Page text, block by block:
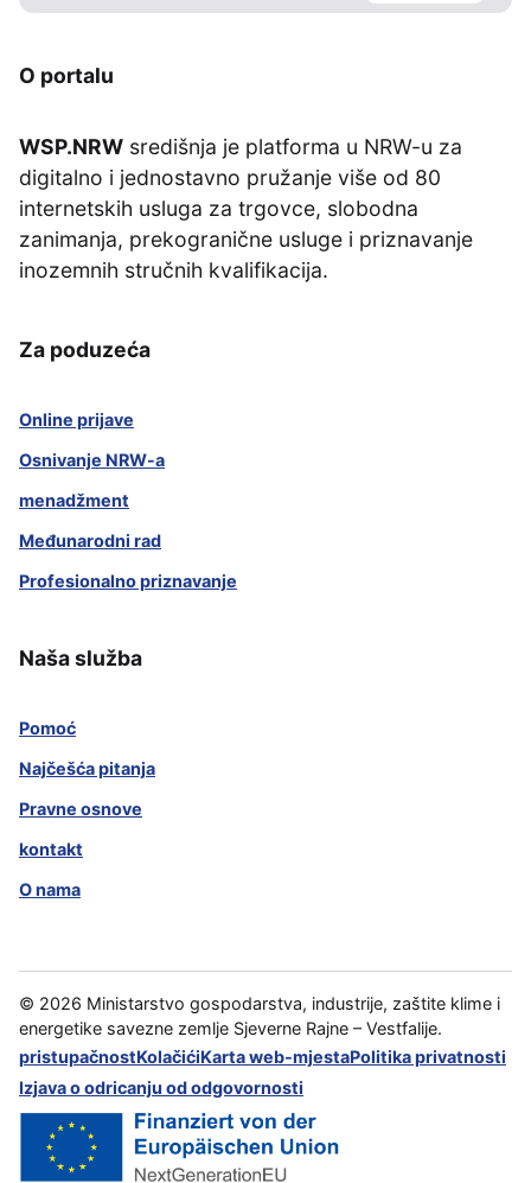
O portalu
WSP.NRW središnja je platforma u NRW-u za
digitalno i jednostavno pružanje više od 80
internetskih usluga za trgovce, slobodna
zanimanja, prekogranične usluge i priznavanje
inozemnih stručnih kvalifikacija.
Za poduzeća
Online prijave
Osnivanje NRW-a
menadžment
Međunarodni rad
Profesionalno priznavanje
Naša služba
Pomoć
Najčešća pitanja
Pravne osnove
kontakt
O nama
© 2026 Ministarstvo gospodarstva, industrije, zaštite klime i
energetike savezne zemlje Sjeverne Rajne – Vestfalije.
pristupačnostKolačićiKarta web-mjestaPolitika privatnosti
Izjava o odricanju od odgovornosti